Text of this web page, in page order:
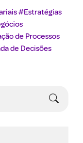
#Estratégias
de Processos
de Decisões